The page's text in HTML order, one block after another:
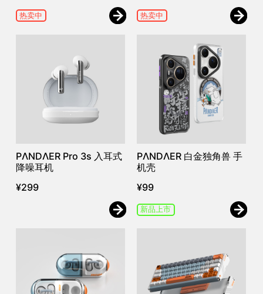
热卖中 热卖中
PΛNDΛER Pro 3s 入耳式
降噪耳机
¥299
PΛNDΛER 白金独角兽 手
机壳
¥99
新品上市